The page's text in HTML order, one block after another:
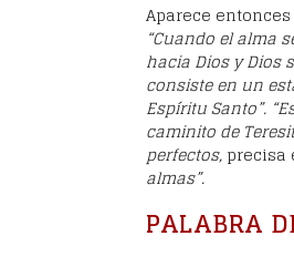
Aparece
“Cuando el alma
hacia Dios y Dios
consiste en un
Espíritu Santo”.
caminito de
perfectos, precisa
almas”.
PALABRA